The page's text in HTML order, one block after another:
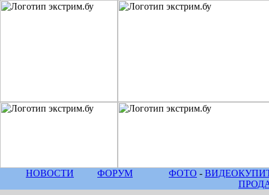
НОВОСТИ ФОРУМ ФОТО - ВИДЕО